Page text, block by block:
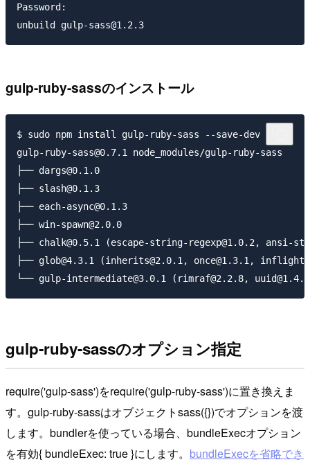
Password:
gulp-ruby-sassのインストール
$ sudo npm install gulp-ruby-sass --save-dev
gulp-ruby-sass@0.7.1 node_modules/gulp-ruby-sass
├── dargs@0.1.0
├── slash@0.1.3
├── each-async@0.1.3
├── win-spawn@2.0.0
├── chalk@0.5.1 (escape-string-regexp@1.0.2, ansi-
├── glob@4.3.1 (inherits@2.0.1, once@1.3.1,
gulp-ruby-sassのオプション指定
require('gulp-sass')をrequire('gulp-ruby-sass')に置き換えま
す。gulp-ruby-sassはオブジェクトsass({})でオプションを渡
します。bundlerを使っている場合、bundleExecオプション
を有効{ bundleExec: true }にします。 bundleExecを省略でき